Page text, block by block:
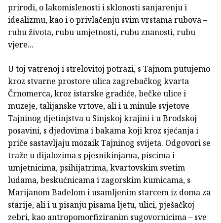
prirodi, o lakomislenosti i sklonosti sanjarenju i
idealizmu, kao i o privlačenju svim vrstama rubova –
rubu života, rubu umjetnosti, rubu znanosti, rubu
vjere...
U toj vatrenoj i strelovitoj potrazi, s Tajnom putujemo
kroz stvarne prostore ulica zagrebačkog kvarta
Črnomerca, kroz istarske gradiće, bečke ulice i
muzeje, talijanske vrtove, ali i u minule svjetove
Tajninog djetinjstva u Sinjskoj krajini i u Brodskoj
posavini, s djedovima i bakama koji kroz sjećanja i
priče sastavljaju mozaik Tajninog svijeta. Odgovori se
traže u dijalozima s pjesnikinjama, piscima i
umjetnicima, psihijatrima, kvartovskim svetim
ludama, beskućnicama i zagorskim kumicama, s
Marijanom Badelom i usamljenim starcem iz doma za
starije, ali i u pisanju pisama ljetu, ulici, pješačkoj
zebri, kao antropomorfiziranim sugovornicima – sve